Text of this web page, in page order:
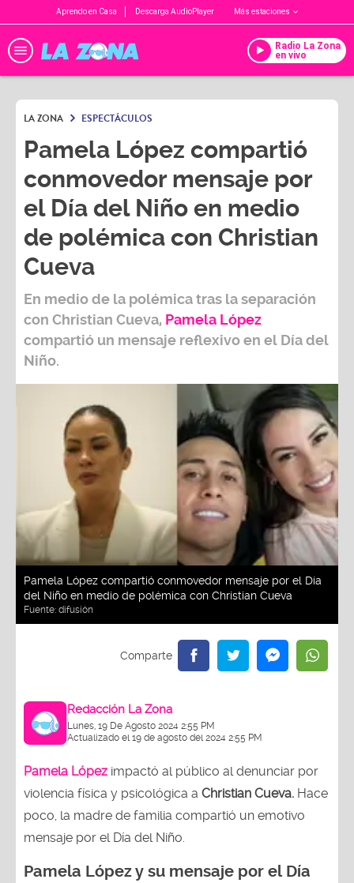
Aprendo en Casa Descarga AudioPlayer Más estaciones
Radio La Zona
en vivo
LA ZONA ESPECTÁCULOS
Pamela López compartió
conmovedor mensaje por
el Día del Niño en medio
de polémica con Christian
Cueva
En medio de la polémica tras la separación
con Christian Cueva, Pamela López
compartió un mensaje reflexivo en el Día del
Niño.
Pamela López compartió conmovedor mensaje por el Día
del Niño en medio de polémica con Christian Cueva
Fuente: difusión
Redacción La Zona
Lunes, 19 De Agosto 2024 2:55 PM
Actualizado el 19 de agosto del 2024 2:55 PM
Pamela López impactó al público al denunciar por
violencia física y psicológica a Christian Cueva. Hace
poco, la madre de familia compartió un emotivo
mensaje por el Día del Niño.
Pamela López y su mensaje por el Día